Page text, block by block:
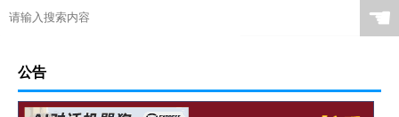
☚
公告